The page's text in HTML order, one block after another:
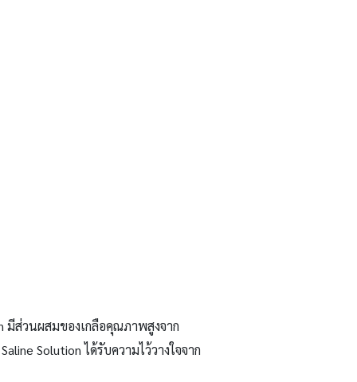
มีส่วนผสมของเกลือคุณภาพสูงจาก
Solution ได้รับความไว้วางใจจาก